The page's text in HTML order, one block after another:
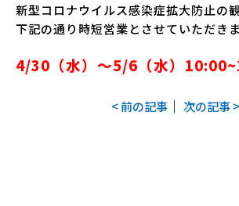
新型コロナウイルス感染症拡大防止の観
下記の通り時短営業とさせていただきま
4/30（水）～5/6（水）
< 前の記事 ｜ 次の記事 >